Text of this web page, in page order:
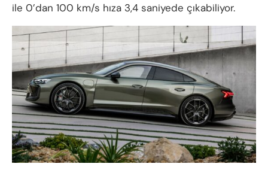
ile 0’dan 100 km/s hıza 3,4 saniyede çıkabiliyor.